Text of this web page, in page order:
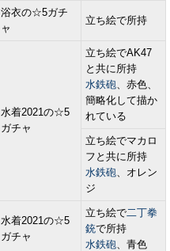
浴衣の☆5ガチ
ャ
立ち絵で所持
水着2021の☆5
ガチャ
立ち絵でAK47
と共に所持
水鉄砲、赤色、
簡略化して描か
れている
立ち絵でマカロ
フと共に所持
水鉄砲、オレン
ジ
水着2021の☆5
ガチャ
立ち絵で二丁拳
銃で所持
水鉄砲、青色